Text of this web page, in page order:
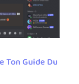
Ton Guide Du